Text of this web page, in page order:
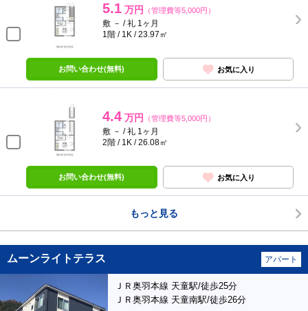
5.1 万円 （管理費等5,000円）
敷 － / 礼 1ヶ月
1階 / 1K / 23.97㎡
お問い合わせ(無料) お気に入り
4.4 万円 （管理費等5,000円）
敷 － / 礼 1ヶ月
2階 / 1K / 26.08㎡
お問い合わせ(無料) お気に入り
もっと見る
ムーンライトテラス アパート
ＪＲ奥羽本線 天童駅/徒歩25分
ＪＲ奥羽本線 天童南駅/徒歩26分